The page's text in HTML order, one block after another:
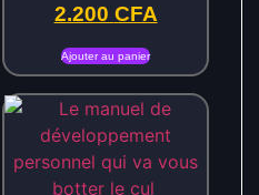
2.200 CFA
Ajouter au panier